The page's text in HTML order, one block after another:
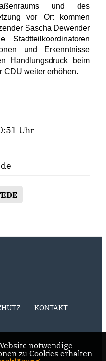
und des
vor Ort kommen
Sascha Dewender
und Erkenntnisse
Handlungsdruck beim
CDU weiter erhöhen.
Uhr
KONTAKT
notwendige
zu Cookies erhalten